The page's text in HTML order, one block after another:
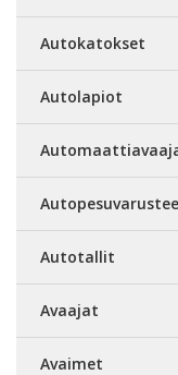
Autokatokset
Autolapiot
Autotallit
Avaajat
Avaimet